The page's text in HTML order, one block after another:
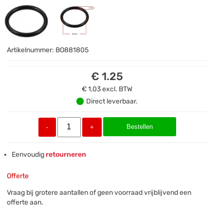
Artikelnummer: BO881805
€ 1.25
€ 1,03excl. BTW
Direct leverbaar.
- + Bestellen
Eenvoudigretourneren
Offerte
Vraag bij grotere aantallen of geen voorraad vrijblijvend een
offerte aan.